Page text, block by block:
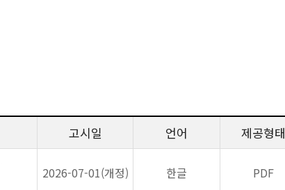
고시일 언어 제공형태
2026-07-01(개정) 한글 PDF